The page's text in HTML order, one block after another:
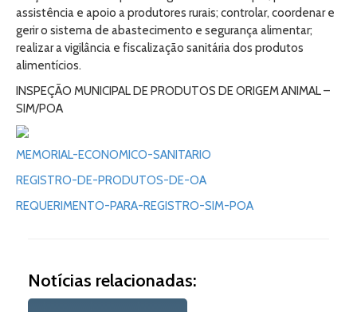
assistência e apoio a produtores rurais; controlar, coordenar e
gerir o sistema de abastecimento e segurança alimentar;
realizar a vigilância e fiscalização sanitária dos produtos
alimentícios.
INSPEÇÃO MUNICIPAL DE PRODUTOS DE ORIGEM ANIMAL –
SIM/POA
MEMORIAL-ECONOMICO-SANITARIO
REGISTRO-DE-PRODUTOS-DE-OA
REQUERIMENTO-PARA-REGISTRO-SIM-POA
Notícias relacionadas: